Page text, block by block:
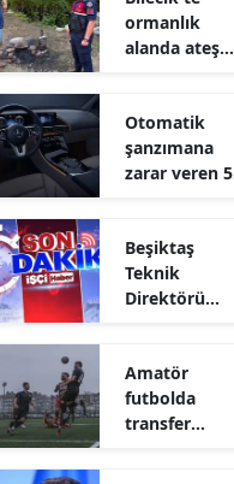
ormanlık
alanda ateş
uygulandı
Otomatik
şanzımana
zarar veren 5
Beşiktaş
Teknik
Direktörü
Hradec
Kralove maçı
öncesi
Amatör
futbolda
transfer